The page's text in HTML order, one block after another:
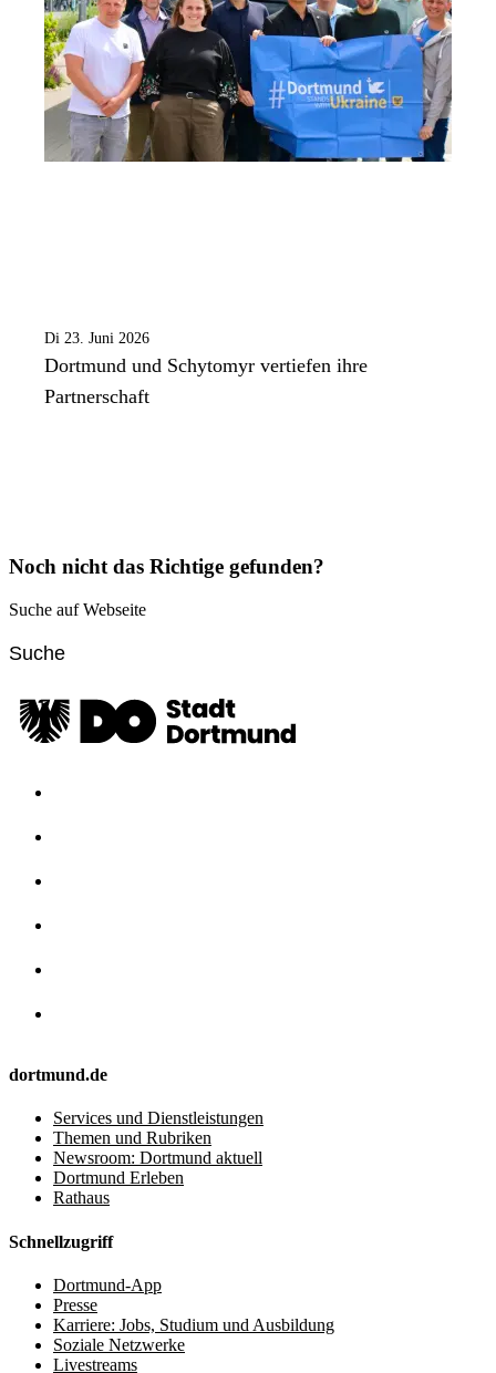
Di 23. Juni 2026
Dortmund und Schytomyr vertiefen ihre
Partnerschaft
Noch nicht das Richtige gefunden?
Suche auf Webseite
dortmund.de
Services und Dienstleistungen
Themen und Rubriken
Newsroom: Dortmund aktuell
Dortmund Erleben
Rathaus
Schnellzugriff
Dortmund-App
Presse
Karriere: Jobs, Studium und Ausbildung
Soziale Netzwerke
Livestreams